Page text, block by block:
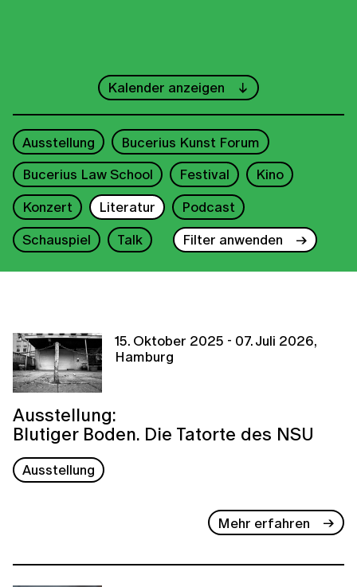
Juli
1 2 3
6
7 8 9 10 11
13
14 15 16 17
20
21 22 23 24 25
26
27
28 29 30
31
Kalender anzeigen
Ausstellung
Bucerius Kunst Forum
Bucerius Law School
Festival
Kino
Konzert
Literatur
Podcast
Schauspiel
Talk Filter anwenden
15. Oktober 2025 - 07. Juli 2026,
Hamburg
Ausstellung:
Blutiger Boden. Die Tatorte des NSU
Ausstellung
Mehr erfahren